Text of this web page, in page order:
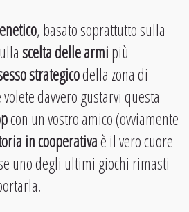
, basato soprattutto sulla
scelta delle armipiù
strategicodella zona di
davvero gustarvi questa
con un vostro amico (ovviamente
in cooperativaè il vero cuore
uno degli ultimi giochi rimasti